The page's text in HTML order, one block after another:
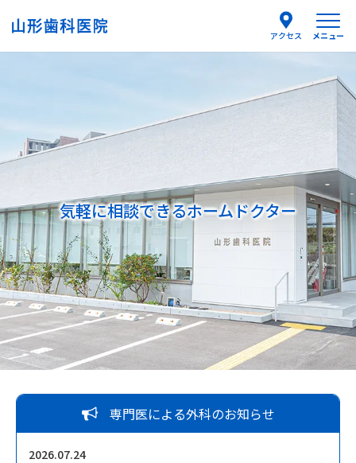
アクセス メニュー
医師紹介
診療案内
よくあるご質問
お知らせ
交通アクセス
気軽に相談できるホームドクター
専門医による外科のお知らせ
2026.07.24